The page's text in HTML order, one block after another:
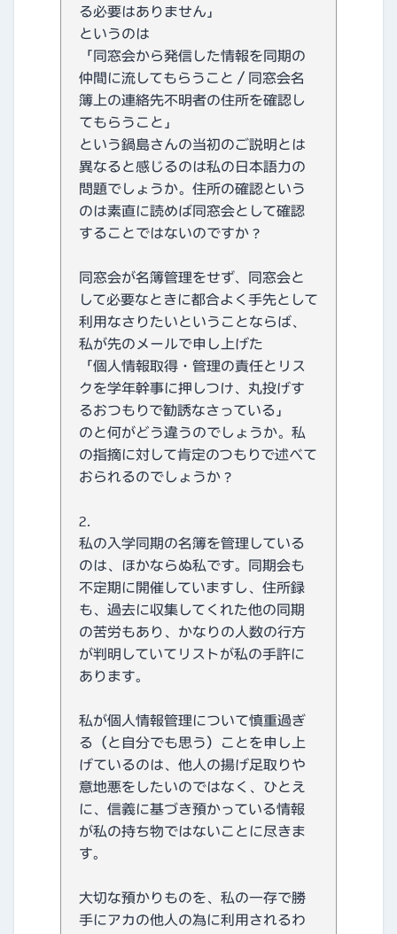
る必要はありません」
というのは
「同窓会から発信した情報を同期の
仲間に流してもらうこと／同窓会名
簿上の連絡先不明者の住所を確認し
てもらうこと」
という鍋島さんの当初のご説明とは
異なると感じるのは私の日本語力の
問題でしょうか。住所の確認という
のは素直に読めば同窓会として確認
することではないのですか？
同窓会が名簿管理をせず、同窓会と
して必要なときに都合よく手先として
利用なさりたいということならば、
私が先のメールで申し上げた
「個人情報取得・管理の責任とリス
クを学年幹事に押しつけ、丸投げす
るおつもりで勧誘なさっている」
のと何がどう違うのでしょうか。私
の指摘に対して肯定のつもりで述べて
おられるのでしょうか？
2.
私の入学同期の名簿を管理している
のは、ほかならぬ私です。同期会も
不定期に開催していますし、住所録
も、過去に収集してくれた他の同期
の苦労もあり、かなりの人数の行方
が判明していてリストが私の手許に
あります。
私が個人情報管理について慎重過ぎ
る（と自分でも思う）ことを申し上
げているのは、他人の揚げ足取りや
意地悪をしたいのではなく、ひとえ
に、信義に基づき預かっている情報
が私の持ち物ではないことに尽きま
す。
大切な預かりものを、私の一存で勝
手にアカの他人の為に利用されるわ